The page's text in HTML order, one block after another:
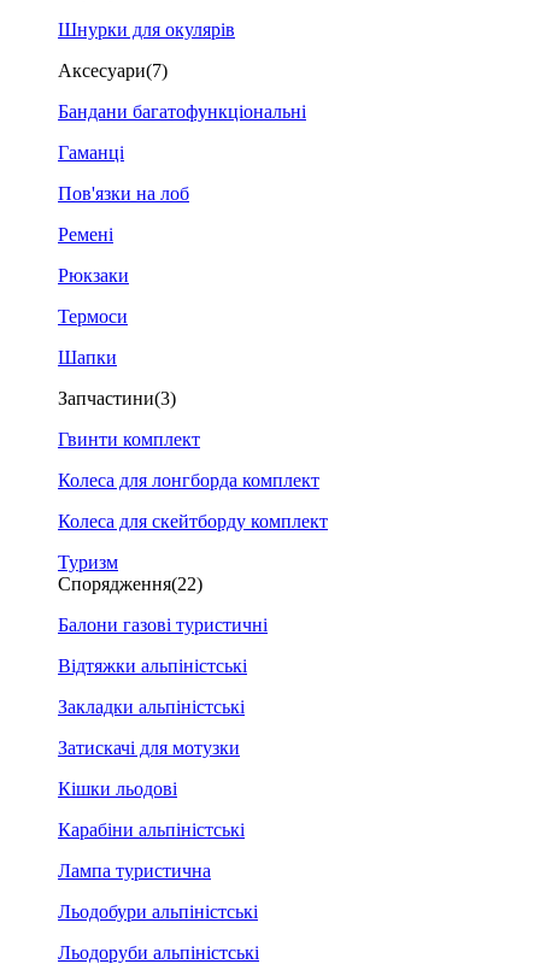
Шнурки для окулярів
Аксесуари(7)
Бандани багатофункціональні
Гаманці
Пов'язки на лоб
Ремені
Рюкзаки
Термоси
Шапки
Запчастини(3)
Гвинти комплект
Колеса для лонгборда комплект
Колеса для скейтборду комплект
Туризм
Спорядження(22)
Балони газові туристичні
Відтяжки альпіністські
Закладки альпіністські
Затискачі для мотузки
Кішки льодові
Карабіни альпіністські
Лампа туристична
Льодобури альпіністські
Льодоруби альпіністські